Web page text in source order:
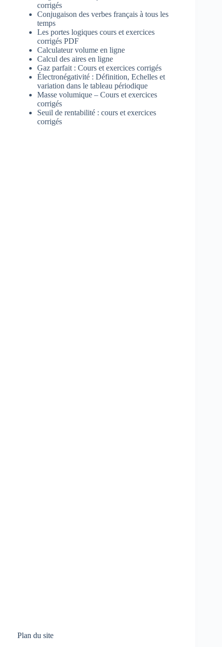
corrigés
Conjugaison des verbes français à tous les
temps
Les portes logiques cours et exercices
corrigés PDF
Calculateur volume en ligne
Calcul des aires en ligne
Gaz parfait : Cours et exercices corrigés
Électronégativité : Définition, Echelles et
variation dans le tableau périodique
Masse volumique – Cours et exercices
corrigés
Seuil de rentabilité : cours et exercices
corrigés
Plan du site